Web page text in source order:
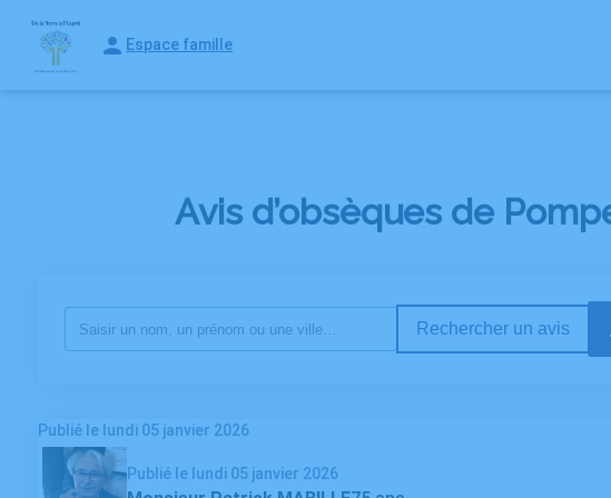
Espace famille
ORGANISER DES
PREVOYANCE
Avis d’obsèques de
Rechercher un avis
Publié le lundi 05 janvier 2026
Publié le lundi 05 janvier 2026